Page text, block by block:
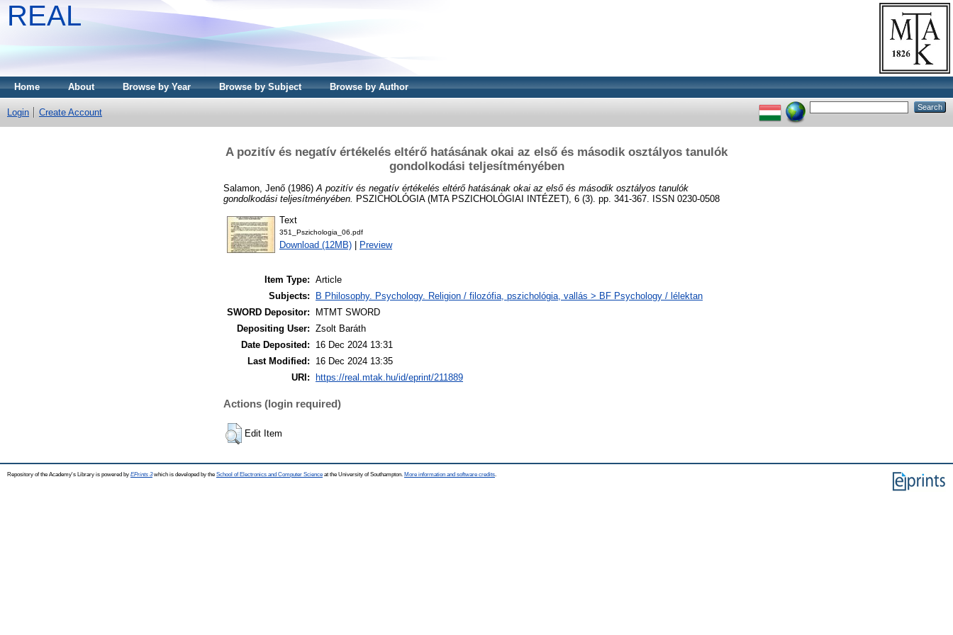
REAL
Home About Browse by Year Browse by Subject Browse by Author
Login Create Account
A pozitív és negatív értékelés eltérő hatásának okai az első és második osztályos tanulók
gondolkodási teljesítményében
Salamon, Jenő (1986) A pozitív és negatív értékelés eltérő hatásának okai az első és második osztályos tanulók
gondolkodási teljesítményében. PSZICHOLÓGIA (MTA PSZICHOLÓGIAI INTÉZET), 6 (3). pp. 341-367. ISSN 0230-0508
Text
351_Pszichologia_06.pdf
Download (12MB) Preview
Item Type: Article
Subjects:
B Philosophy. Psychology. Religion / filozófia, pszichológia, vallás > BF Psychology / lélektan
SWORD Depositor:
MTMT SWORD
Depositing User: Zsolt Baráth
Date Deposited:
16 Dec 2024 13:31
Last Modified:
16 Dec 2024 13:35
URI:
https://real.mtak.hu/id/eprint/211889
Actions (login required)
Edit Item
Repository of the Academy's Library is powered by EPrints 3which is developed by the School of Electronics and Computer Science at the University of Southampton. More information and software credits